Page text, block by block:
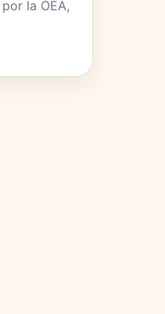
la OEA,